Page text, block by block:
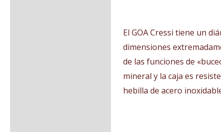
El GOA Cressi tiene un
dimensiones
de las funciones de
mineral y la caja es
hebilla de acero